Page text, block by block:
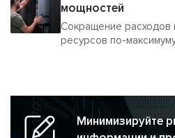
мощностей
Сокращение расходов
ресурсов по-
Минимизируйте